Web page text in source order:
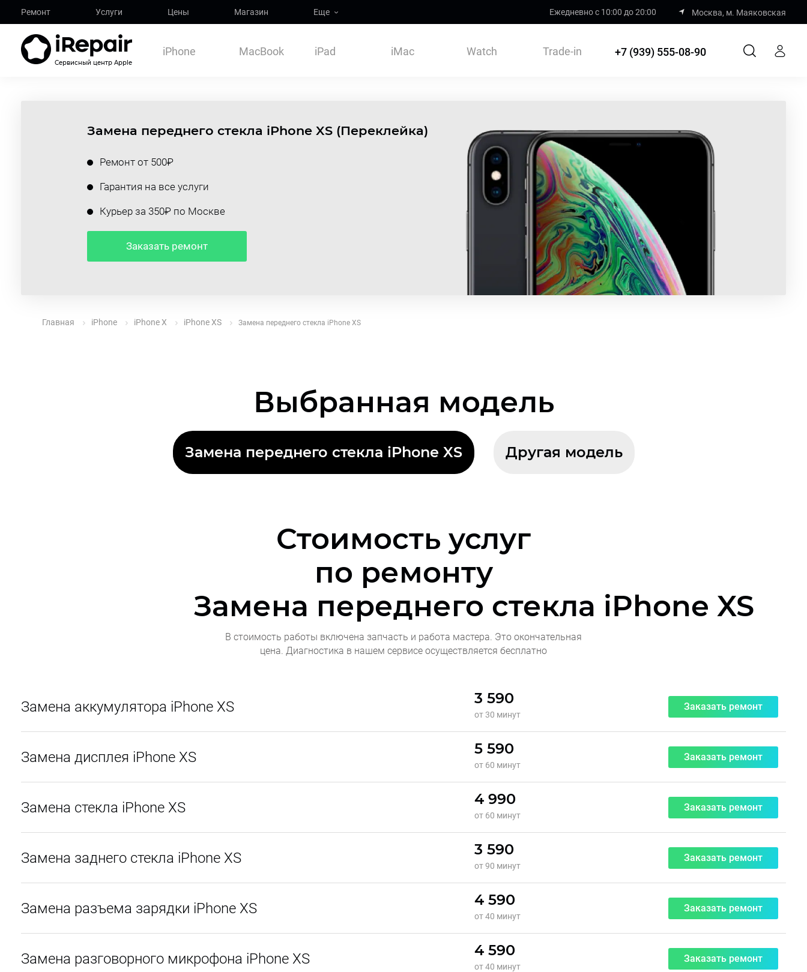
Ремонт Услуги Цены Магазин Еще Ежедневно с 10:00 до 20:00 Москва, м. Маяковская
Сервисный центр Apple
iPhone MacBook iPad iMac Watch Trade-in +7 (939) 555-08-90
Замена переднего стекла iPhone XS (Переклейка)
Ремонт от 500₽
Гарантия на все услуги
Курьер за 350₽ по Москве
Заказать ремонт
Главная iPhone iPhone X iPhone XS Замена переднего стекла iPhone XS
Выбранная модель
Замена переднего стекла iPhone XS Другая модель
Стоимость услуг
по ремонту
Замена переднего стекла iPhone XS
В стоимость работы включена запчасть и работа мастера. Это окончательная
цена. Диагностика в нашем сервисе осуществляется бесплатно
Замена аккумулятора iPhone XS 3 590
от 30 минут
Заказать ремонт
Замена дисплея iPhone XS 5 590
от 60 минут
Заказать ремонт
Замена стекла iPhone XS 4 990
от 60 минут
Заказать ремонт
Замена заднего стекла iPhone XS 3 590
от 90 минут
Заказать ремонт
Замена разъема зарядки iPhone XS 4 590
от 40 минут
Заказать ремонт
Замена разговорного микрофона iPhone XS 4 590
от 40 минут
Заказать ремонт